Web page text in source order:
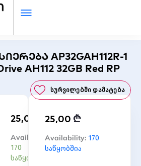
AP32GAH112R-1
AH112 32GB Red RP
Სურვილებში Დამატება
25,00 ₾
Availability:
170
საწყობშია
რაოდენობა:
178ფლეშ
მეხსიერება
25,00 ₾
Availability: 170
საწყობშია
რაოდენობა:
178ფლეშ